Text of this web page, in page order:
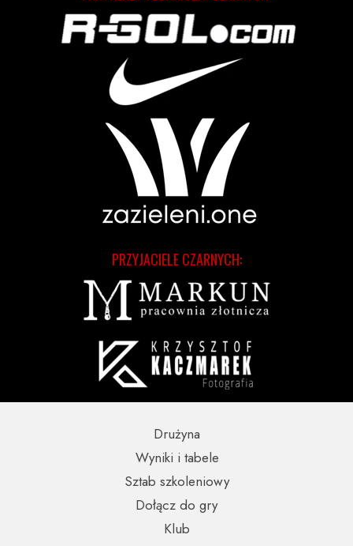
PRZYJACIELE CZARNYCH:
Wyniki i tabele
Sztab szkoleniowy
Dołącz do gry
Drużyna
Klub